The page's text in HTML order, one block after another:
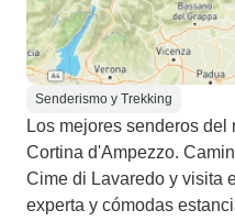
Senderismo y Trekking
Los mejores senderos
Cortina d'Ampezzo.
Cime di Lavaredo y visita
experta y cómodas